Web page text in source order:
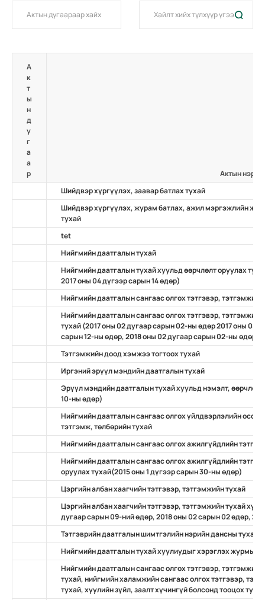
А
к
т
ы
н
д
у
г
а
а
р
Актын нэр
Шийдвэр хүргүүлэх, заавар батлах тухай
Шийдвэр хүргүүлэх, журам батлах, ажил мэргэжлийн
тухай
tet
Нийгмийн даатгалын тухай
Нийгмийн даатгалын тухай хуульд өөрчлөлт оруулах
2017 оны 04 дүгээр сарын 14 өдөр)
Нийгмийн даатгалын сангаас олгох тэтгэвэр, тэтгэмжийн
Нийгмийн даатгалын сангаас олгох тэтгэвэр,
тухай (2017 оны 02 дугаар сарын 02-ны өдөр 2017 оны 04
сарын 12-ны өдөр, 2018 оны 02 дугаар сарын 02-ны өдөр
Тэтгэмжийн доод хэмжээ тогтоох тухай
Иргэний эрүүл мэндийн даатгалын тухай
Эрүүл мэндийн даатгалын тухай хуульд нэмэлт,
10-ны өдөр)
Нийгмийн даатгалын сангаас олгох үйлдвэрлэлийн
тэтгэмж, төлбөрийн тухай
Нийгмийн даатгалын сангаас олгох ажилгүйдлийн
Нийгмийн даатгалын сангаас олгох ажилгүйдлийн
оруулах тухай(2015 оны 1 дүгээр сарын 30-ны өдөр)
Цэргийн албан хаагчийн тэтгэвэр, тэтгэмжийн тухай
Цэргийн албан хаагчийн тэтгэвэр, тэтгэмжийн тухай
дугаар сарын 09-ний өдөр, 2018 оны 02 сарын 02 өдөр,
Тэтгэврийн даатгалын шимтгэлийн нэрийн дансны тухай
Нийгмийн даатгалын тухай хуулиудыг хэрэглэх журмын
Нийгмийн даатгалын сангаас олгох тэтгэвэр,
тухай, нийгмийн халамжийн сангаас олгох тэтгэвэр,
тухай, хуулийн зүйл, заалт хүчингүй болсонд тооцох тухай